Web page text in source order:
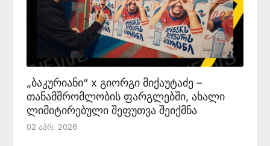
„ბაკურიანი“ x გიორგი მიქაუტაძე –
თანამშრომლობის ფარგლებში, ახალი
ლიმიტირებული შეფუთვა შეიქმნა
02 Აპრ, 2026